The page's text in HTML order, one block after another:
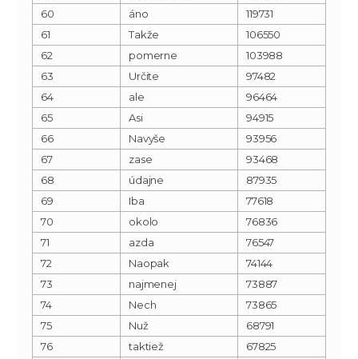
60
áno
119731
61
Takže
106550
62
pomerne
103988
63
Určite
97482
64
ale
96464
65
Asi
94915
66
Navyše
93956
67
zase
93468
68
údajne
87935
69
Iba
77618
70
okolo
76836
71
azda
76547
72
Naopak
74144
73
najmenej
73887
74
Nech
73865
75
Nuž
68791
76
taktiež
67825